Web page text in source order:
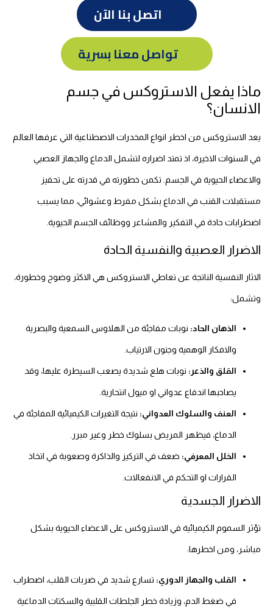
اتصل بنا الآن
تواصل معنا بسرية
ماذا يفعل الاستروكس في جسم
الانسان؟
يعد الاستروكس من اخطر انواع المخدرات الاصطناعية التي عرفها العالم
في السنوات الاخيرة، اذ تمتد اضراره لتشمل الدماغ والجهاز العصبي
والاعضاء الحيوية في الجسم. تكمن خطورته في قدرته على تحفيز
مستقبلات القنب في الدماغ بشكل مفرط وعشوائي، مما يسبب
اضطرابات حادة في التفكير والمشاعر ووظائف الجسم الحيوية.
الاضرار العصبية والنفسية الحادة
الاثار النفسية الناتجة عن تعاطي الاستروكس هي الاكثر وضوح وخطورة،
وتشمل:
الذهان الحاد: نوبات مفاجئة من الهلاوس السمعية والبصرية
والافكار الوهمية وجنون الارتياب.
القلق والذعر: نوبات هلع شديدة يصعب السيطرة عليها، وقد
يصاحبها اندفاع عدواني او ميول انتحارية.
العنف والسلوك العدواني: نتيجة التغيرات الكيميائية المفاجئة في
الدماغ، فيظهر المريض بسلوك خطر وغير مبرر.
الخلل المعرفي: ضعف في التركيز والذاكرة وصعوبة في اتخاذ
القرارات او التحكم في الانفعالات.
الاضرار الجسدية
تؤثر السموم الكيميائية في الاستروكس على الاعضاء الحيوية بشكل
مباشر، ومن اخطرها:
القلب والجهاز الدوري: تسارع شديد في ضربات القلب، اضطراب
في ضغط الدم، وزيادة خطر الجلطات القلبية والسكتات الدماغية